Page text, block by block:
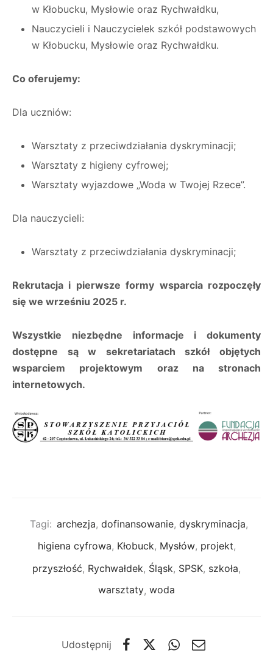
w Kłobucku, Mysłowie oraz Rychwałdku,
Nauczycieli i Nauczycielek szkół podstawowych
w Kłobucku, Mysłowie oraz Rychwałdku.
Co oferujemy:
Dla uczniów:
Warsztaty z przeciwdziałania dyskryminacji;
Warsztaty z higieny cyfrowej;
Warsztaty wyjazdowe „Woda w Twojej Rzece”.
Dla nauczycieli:
Warsztaty z przeciwdziałania dyskryminacji;
Rekrutacja i pierwsze formy wsparcia rozpoczęły
się we wrześniu 2025 r.
Wszystkie niezbędne informacje i dokumenty
dostępne są w sekretariatach szkół objętych
wsparciem projektowym oraz na stronach
internetowych.
Tagi: archezja, dofinansowanie, dyskryminacja,
higiena cyfrowa, Kłobuck, Mysłów, projekt,
przyszłość, Rychwałdek, Śląsk, SPSK, szkoła,
warsztaty, woda
Udostępnij